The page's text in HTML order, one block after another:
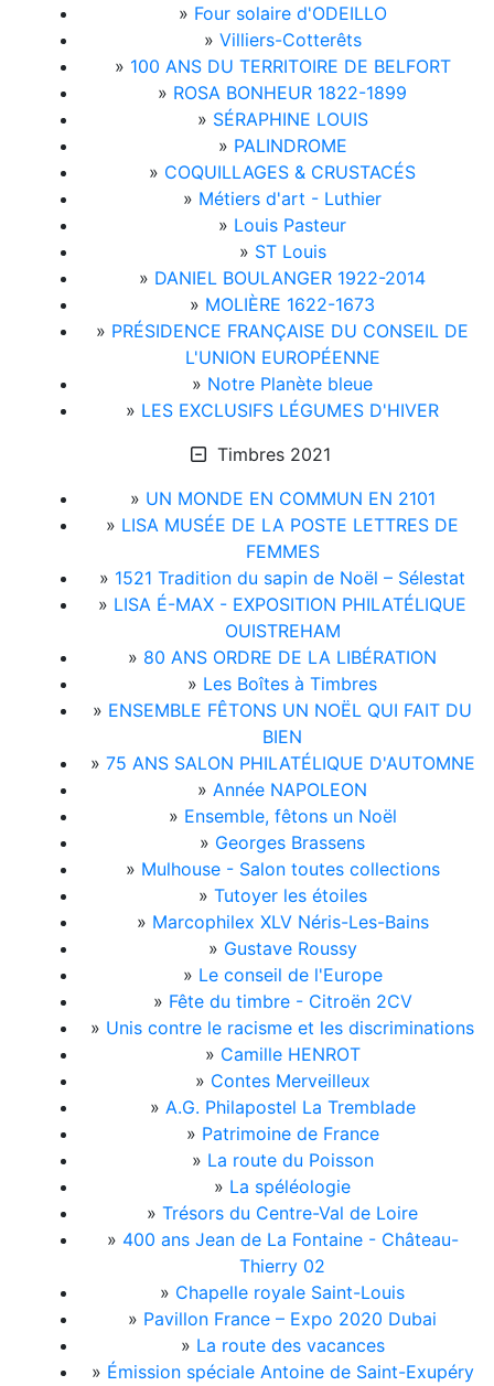
» Four solaire d'ODEILLO
» Villiers-Cotterêts
» 100 ANS DU TERRITOIRE DE BELFORT
» ROSA BONHEUR 1822-1899
» SÉRAPHINE LOUIS
» PALINDROME
» COQUILLAGES & CRUSTACÉS
» Métiers d'art - Luthier
» Louis Pasteur
» ST Louis
» DANIEL BOULANGER 1922-2014
» MOLIÈRE 1622-1673
» PRÉSIDENCE FRANÇAISE DU CONSEIL DE
L'UNION EUROPÉENNE
» Notre Planète bleue
» LES EXCLUSIFS LÉGUMES D'HIVER
Timbres 2021
» UN MONDE EN COMMUN EN 2101
» LISA MUSÉE DE LA POSTE LETTRES DE
FEMMES
» 1521 Tradition du sapin de Noël – Sélestat
» LISA É-MAX - EXPOSITION PHILATÉLIQUE
OUISTREHAM
» 80 ANS ORDRE DE LA LIBÉRATION
» Les Boîtes à Timbres
» ENSEMBLE FÊTONS UN NOËL QUI FAIT DU
BIEN
» 75 ANS SALON PHILATÉLIQUE D'AUTOMNE
» Année NAPOLEON
» Ensemble, fêtons un Noël
» Georges Brassens
» Mulhouse - Salon toutes collections
» Tutoyer les étoiles
» Marcophilex XLV Néris-Les-Bains
» Gustave Roussy
» Le conseil de l'Europe
» Fête du timbre - Citroën 2CV
» Unis contre le racisme et les discriminations
» Camille HENROT
» Contes Merveilleux
» A.G. Philapostel La Tremblade
» Patrimoine de France
» La route du Poisson
» La spéléologie
» Trésors du Centre-Val de Loire
» 400 ans Jean de La Fontaine - Château-
Thierry 02
» Chapelle royale Saint-Louis
» Pavillon France – Expo 2020 Dubai
» La route des vacances
» Émission spéciale Antoine de Saint-Exupéry